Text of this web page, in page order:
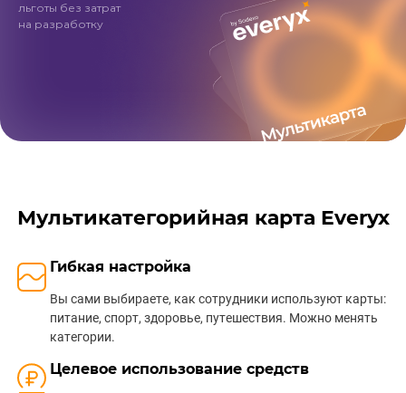
льготы без затрат
на разработку
Мультикатегорийная карта Everyx
Гибкая настройка
Вы сами выбираете, как сотрудники используют карты:
питание, спорт, здоровье, путешествия. Можно менять
категории.
Целевое использование средств